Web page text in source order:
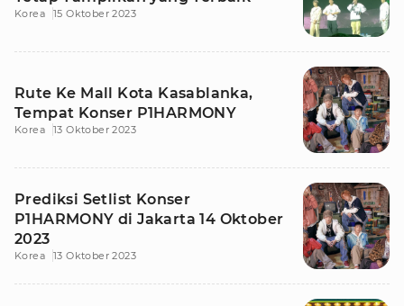
Korea 15 Oktober 2023
Rute Ke Mall Kota Kasablanka,
Tempat Konser P1HARMONY
Korea 13 Oktober 2023
Prediksi Setlist Konser
P1HARMONY di Jakarta 14 Oktober
2023
Korea 13 Oktober 2023